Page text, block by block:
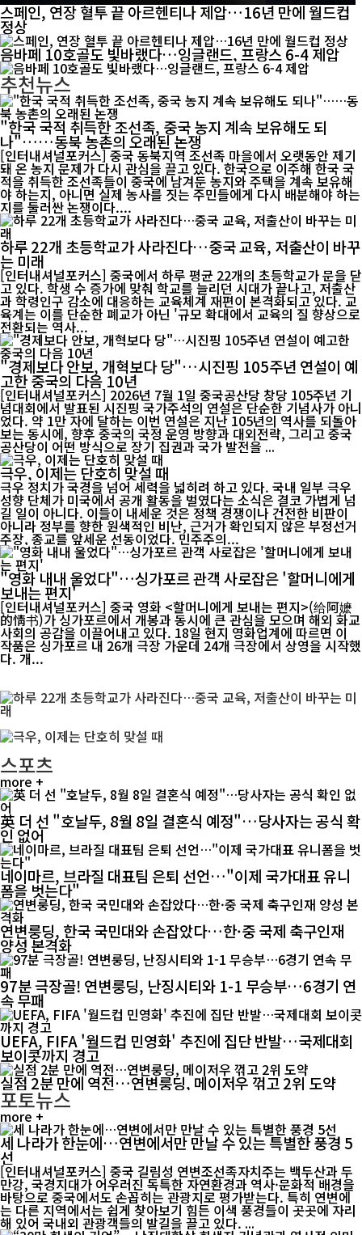
스페인, 연장 혈투 끝 아르헨티나 제압…16년 만에 월드컵
정상
음바페 10호골도 빛바랬다…잉글랜드, 프랑스 6-4 제압
추천뉴스
"한국 국적 취득한 조선족, 중국 농지 계속 보유해도 되
나"……동북 농촌의 오래된 논쟁
[인터내셔널포커스] 중국 동북지역 조선족 마을에서 오랫동안 제기
돼 온 농지 문제가 다시 관심을 끌고 있다. 한국으로 이주해 한국 국
적을 취득한 조선족들이 중국에 남겨둔 농지와 주택을 계속 보유해
야 하는지, 아니면 실제 농사를 짓는 주민들에게 다시 배분해야 하는
지를 둘러싼 논쟁이다....
하루 22개 초등학교가 사라진다…중국 교육, 저출산이 바꾸
는 미래
[인터내셔널포커스] 중국에서 하루 평균 22개의 초등학교가 문을 닫
고 있다. 학생 수 증가에 맞춰 학교를 늘리던 시대가 끝나고, 저출산
과 학령인구 감소에 대응하는 교육체계 재편이 본격화되고 있다. 교
육계는 이를 단순한 폐교가 아닌 '규모 확대에서 교육의 질 향상으로
전환되는 역사...
"경제보다 안보, 개혁보다 당"…시진핑 105주년 연설이 예
고한 중국의 다음 10년
[인터내셔널포커스] 2026년 7월 1일 중국공산당 창당 105주년 기
념대회에서 발표된 시진핑 국가주석의 연설은 단순한 기념사가 아니
었다. 약 1만 자에 달하는 이번 연설은 지난 105년의 역사를 되돌아
보는 동시에, 향후 중국의 국정 운영 방향과 대외전략, 그리고 중국
공산당이 어떤 방식으로 장기 집권과 국가 발전을 ...
극우, 이제는 단호히 맞설 때
극우 정치가 국경을 넘어 세력을 넓히려 하고 있다. 국내 일부 극우
성향 단체가 미국에서 공개 활동을 벌였다는 소식은 결코 가볍게 넘
길 일이 아니다. 이들이 내세운 것은 정책 경쟁이나 건전한 비판이
아니라 정부를 향한 원색적인 비난, 근거가 확인되지 않은 부정선거
주장, 종교를 앞세운 선동이었다. 민주주의...
"영화 내내 울었다"…싱가포르 관객 사로잡은 '할머니에게
보내는 편지'
[인터내셔널포커스] 중국 영화 <할머니에게 보내는 편지>(给阿嬷
的情书)가 싱가포르에서 개봉과 동시에 큰 관심을 모으며 해외 화교
사회의 공감을 이끌어내고 있다. 18일 현지 영화업계에 따르면 이
작품은 싱가포르 내 26개 극장 가운데 24개 극장에서 상영을 시작했
다. 개...
스포츠
more +
英 더 선 "호날두, 8월 8일 결혼식 예정"…당사자는 공식 확
인 없어
네이마르, 브라질 대표팀 은퇴 선언…"이제 국가대표 유니
폼을 벗는다"
연변룽딩, 한국 국민대와 손잡았다…한·중 국제 축구인재
양성 본격화
97분 극장골! 연변룽딩, 난징시티와 1-1 무승부…6경기 연
속 무패
UEFA, FIFA '월드컵 민영화' 추진에 집단 반발…국제대회
보이콧까지 경고
실점 2분 만에 역전…연변룽딩, 메이저우 꺾고 2위 도약
포토뉴스
more +
세 나라가 한눈에…연변에서만 만날 수 있는 특별한 풍경 5
선
[인터내셔널포커스] 중국 길림성 연변조선족자치주는 백두산과 두
만강, 국경지대가 어우러진 독특한 자연환경과 역사·문화적 배경을
바탕으로 중국에서도 손꼽히는 관광지로 평가받는다. 특히 연변에
는 다른 지역에서는 쉽게 찾아보기 힘든 이색 풍경들이 곳곳에 자리
해 있어 국내외 관광객들의 발길을 끌고 있다. ...